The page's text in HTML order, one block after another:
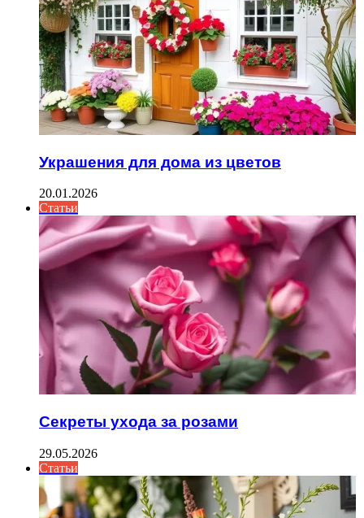
Украшения для дома из цветов
20.01.2026
Статьи
Секреты ухода за розами
29.05.2026
Статьи